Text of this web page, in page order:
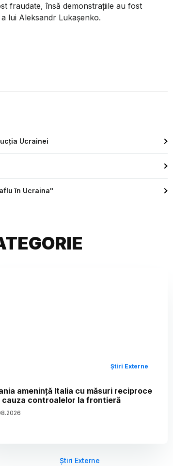
fraudate, însă demonstrațiile au fost
lui Aleksandr Lukașenko.
Ucrainei
în Ucraina"
Știri Externe
amenință Italia cu măsuri reciproce
cauza controalelor la frontieră
.2026
Știri Externe